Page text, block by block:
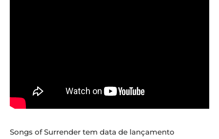
Songs of Surrender tem data de lançamento